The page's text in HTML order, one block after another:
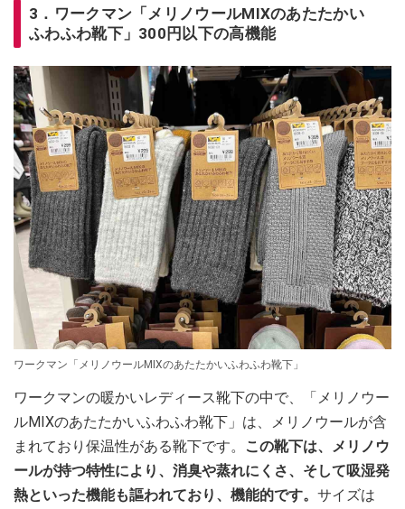
3．ワークマン「メリノウールMIXのあたたかい
ふわふわ靴下」300円以下の高機能
ワークマン「メリノウールMIXのあたたかいふわふわ靴下」
ワークマンの暖かいレディース靴下の中で、「メリノウー
ルMIXのあたたかいふわふわ靴下」は、メリノウールが含
まれており保温性がある靴下です。
この靴下は、メリノウ
ールが持つ特性により、消臭や蒸れにくさ、そして吸湿発
熱といった機能も謳われており、機能的です。 サイズは